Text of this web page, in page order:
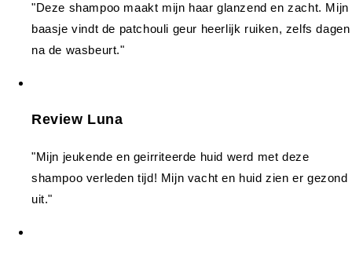
"Deze shampoo maakt mijn haar glanzend en zacht. Mijn
baasje vindt de patchouli geur heerlijk ruiken, zelfs dagen
na de wasbeurt."
Review Luna
"Mijn jeukende en geirriteerde huid werd met deze
shampoo verleden tijd! Mijn vacht en huid zien er gezond
uit."